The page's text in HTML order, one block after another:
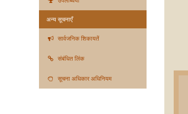
अन्य सूचनाएँ
सार्वजनिक शिकायतें
संबंधित लिंक
सूचना अधिकार अधिनियम